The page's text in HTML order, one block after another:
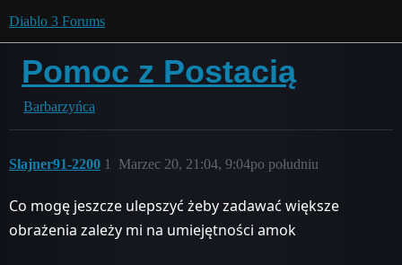
Diablo 3 Forums
Pomoc z Postacią
Barbarzyńca
Slajner91-2200 Marzec 20, 21:04, 9:04po południu
1
Co mogę jeszcze ulepszyć żeby zadawać większe
obrażenia zależy mi na umiejętności amok